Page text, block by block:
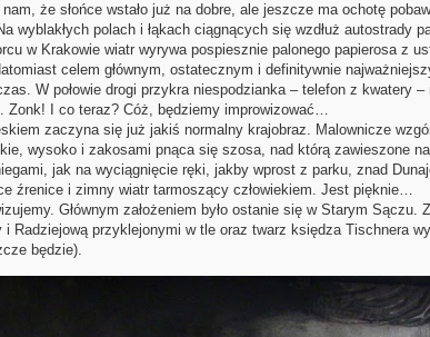
że słońce wstało już na dobre, ale jeszcze ma ochotę
wyblakłych polach i łąkach ciągnących się wzdłuż autostrady
w Krakowie wiatr wyrywa pospiesznie palonego papierosa z
celem głównym, ostatecznym i definitywnie
W połowie drogi przykra niespodzianka – telefon z kwatery
Zonk! I co teraz? Cóż, będziemy improwizować…
zaczyna się już jakiś normalny krajobraz. Malownicze
wysoko i zakosami pnąca się szosa, nad którą zawieszone
jak na wyciągnięcie ręki, jakby wprost z parku, znad
źrenice i zimny wiatr tarmoszący człowiekiem. Jest pięknie…
Głównym założeniem było ostanie się w Starym
i Radziejową przyklejonymi w tle oraz twarz księdza Tischnera
będzie).